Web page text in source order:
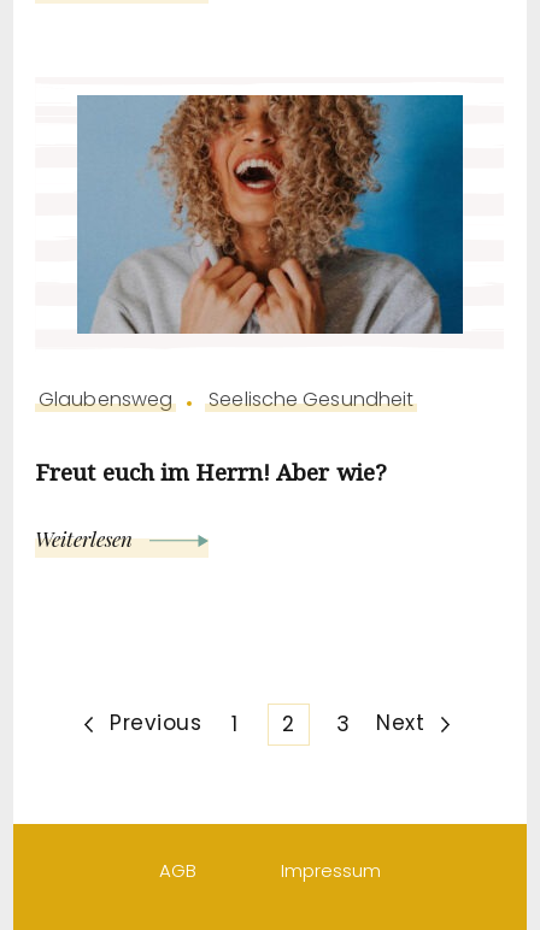
Glaubensweg Seelische Gesundheit
Freut euch im Herrn! Aber wie?
Weiterlesen
Seitennummerierung
Beiträge
Previous Page
1 Page
2 Page
3 Next
AGB Impressum